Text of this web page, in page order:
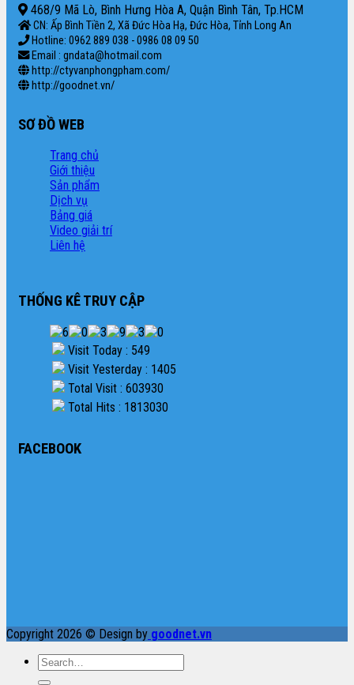
468/9 Mã Lò, Bình Hưng Hòa A, Quận Bình Tân, Tp.HCM
CN: Ấp Bình Tiền 2, Xã Đức Hòa Hạ, Đức Hòa, Tỉnh Long An
Hotline: 0962 889 038 - 0986 08 09 50
Email : gndata@hotmail.com
http://ctyvanphongpham.com/
http://goodnet.vn/
SƠ ĐỒ WEB
Trang chủ
Giới thiệu
Sản phẩm
Dịch vụ
Bảng giá
Video giải trí
Liên hệ
THỐNG KÊ TRUY CẬP
Visit Today : 549
Visit Yesterday : 1405
Total Visit : 603930
Total Hits : 1813030
FACEBOOK
Copyright 2026 © Design by goodnet.vn
Search
for: